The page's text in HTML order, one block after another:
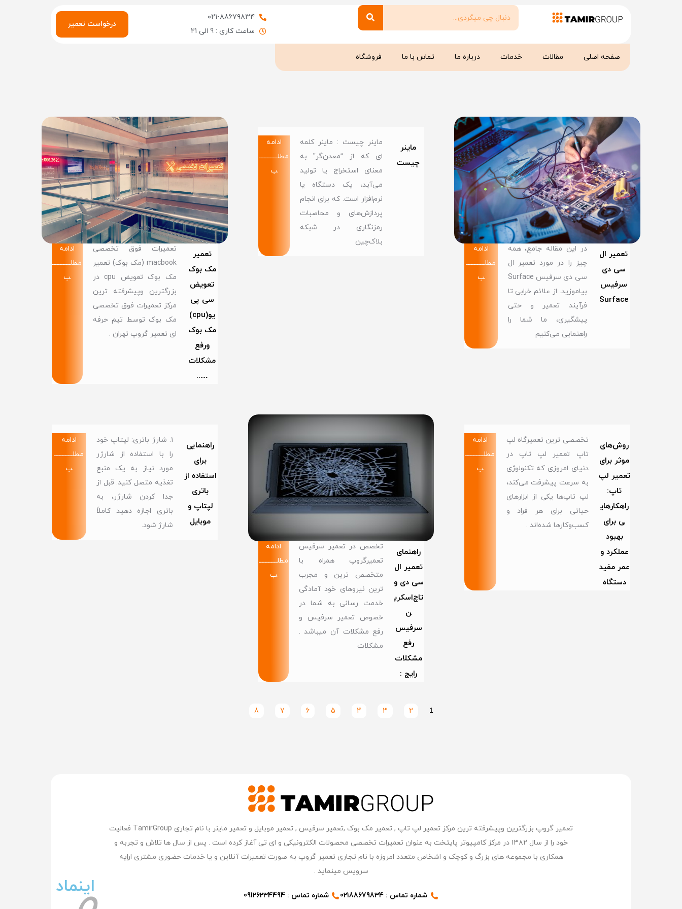
۰۲۱-۸۸۶۷۹۸۳۴
ساعت کاری : 9 الی 21
درخواست تعمیر
صفحه اصلی مقالات خدمات درباره ما تماس با ما فروشگاه
تعمیر ال
سی دی
سرفیس
Surface
در این مقاله جامع، همه
چیز را در مورد تعمیر ال
سی دی سرفیس Surface
بیاموزید. از علائم خرابی تا
فرآیند تعمیر و حتی
پیشگیری، ما شما را
راهنمایی می‌کنیم
ادامه
مطلــــــــــــ
ب
ماینر
چیست
ماینر چیست : ماینر کلمه
ای که از “معدن‌گر” به
معنای استخراج یا تولید
می‌آید، یک دستگاه یا
نرم‌افزار است. که برای انجام
پردازش‌های و محاصبات
رمزنگاری در شبکه‌
بلاک‌چین
ادامه
مطلــــــــــــ
ب
تعمیر
مک بوک
تعویض
سی پی
یو(cpu)
مک بوک
ورفع
مشکلات
…..
تعمیرات فوق تخصصی
macbook (مک بوک) تعمیر
مک بوک تعویض cpu در
بزرگترین وپیشرفته ترین
مرکز تعمیرات فوق تخصصی
مک بوک توسط تیم حرفه
ای تعمیر گروپ تهران .
ادامه
مطلــــــــــــ
ب
روش‌های
موثر برای
تعمیر لپ
تاپ:
راهکارهای
ی برای
بهبود
عملکرد و
عمر مفید
دستگاه
تخصصی ترین تعمیرگاه لپ
تاپ تعمیر لپ تاپ در
دنیای امروزی که تکنولوژی
به سرعت پیشرفت می‌کند،
لپ تاپ‌ها یکی از ابزارهای
حیاتی برای هر فراد و
کسب‌وکارها شده‌اند .
ادامه
مطلــــــــــــ
ب
راهنمای
تعمیر ال
سی دی و
تاچ‌اسکری
ن
سرفیس
رفع
مشکلات
رایج :
تخصص در تعمیر سرفیس
تعمیرگروپ همراه با
متخصص ترین و مجرب
ترین نیروهای خود آمادگی
خدمت رسانی به شما در
خصوص تعمیر سرفیس و
رفع مشکلات آن میباشد .
مشکلات
ادامه
مطلــــــــــــ
ب
راهنمایی
برای
استفاده از
باتری
لپتاپ و
موبایل
۱. شارژ باتری: لپتاپ خود
را با استفاده از شارژر
مورد نیاز به یک منبع
تغذیه متصل کنید. قبل از
جدا کردن شارژر، به
باتری اجازه دهید کاملاً
شارژ شود.
ادامه
مطلــــــــــــ
ب
1
2
3
4
5
6
7
8
تعمیر گروپ بزرگترین وپیشرفته ترین مرکز تعمیر لپ تاپ , تعمیر مک بوک ,تعمیر سرفیس , تعمیر موبایل و تعمیر ماینر با نام تجاری TamirGroup فعالیت
خود را از سال ۱۳۸۲ در مرکز کامپیوتر پایتخت به عنوان تعمیرات تخصصی محصولات الکترونیکی و ای تی آغاز کرده است . پس از سال ها تلاش و تجربه و
همکاری با مجموعه های بزرگ و کوچک و اشخاص متعدد امروزه با نام تجاری تعمیر گروپ به صورت تعمیرات آنلاین و یا خدمات حضوری مشتری اراِیه
سرویس مینماید .
اینماد شماره تماس : 02188679834 شماره تماس : 09126234494